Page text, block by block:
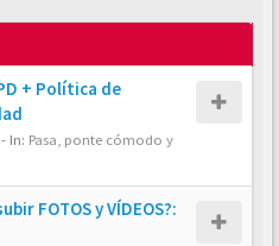
+ Política de
- In: Pasa, ponte cómodo y
FOTOS y VÍDEOS?: